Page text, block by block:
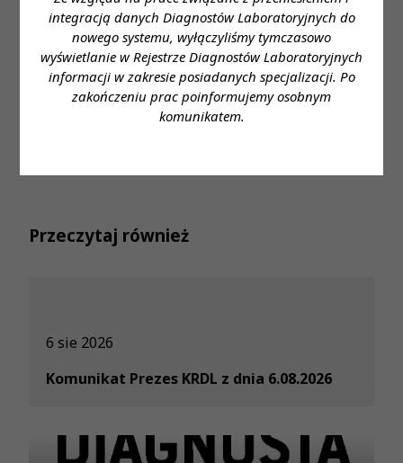
integracją danych Diagnostów Laboratoryjnych do
nowego systemu, wyłączyliśmy tymczasowo
wyświetlanie w Rejestrze Diagnostów Laboratoryjnych
informacji w zakresie posiadanych specjalizacji. Po
zakończeniu prac poinformujemy osobnym
komunikatem.
Projekt rozporządzenia w sprawie wykazu
badań diagnostycznych, które mogą być
wykonywane przez farmaceutę
Przeczytaj również
6 sie 2026
Komunikat Prezes KRDL z dnia 6.08.2026